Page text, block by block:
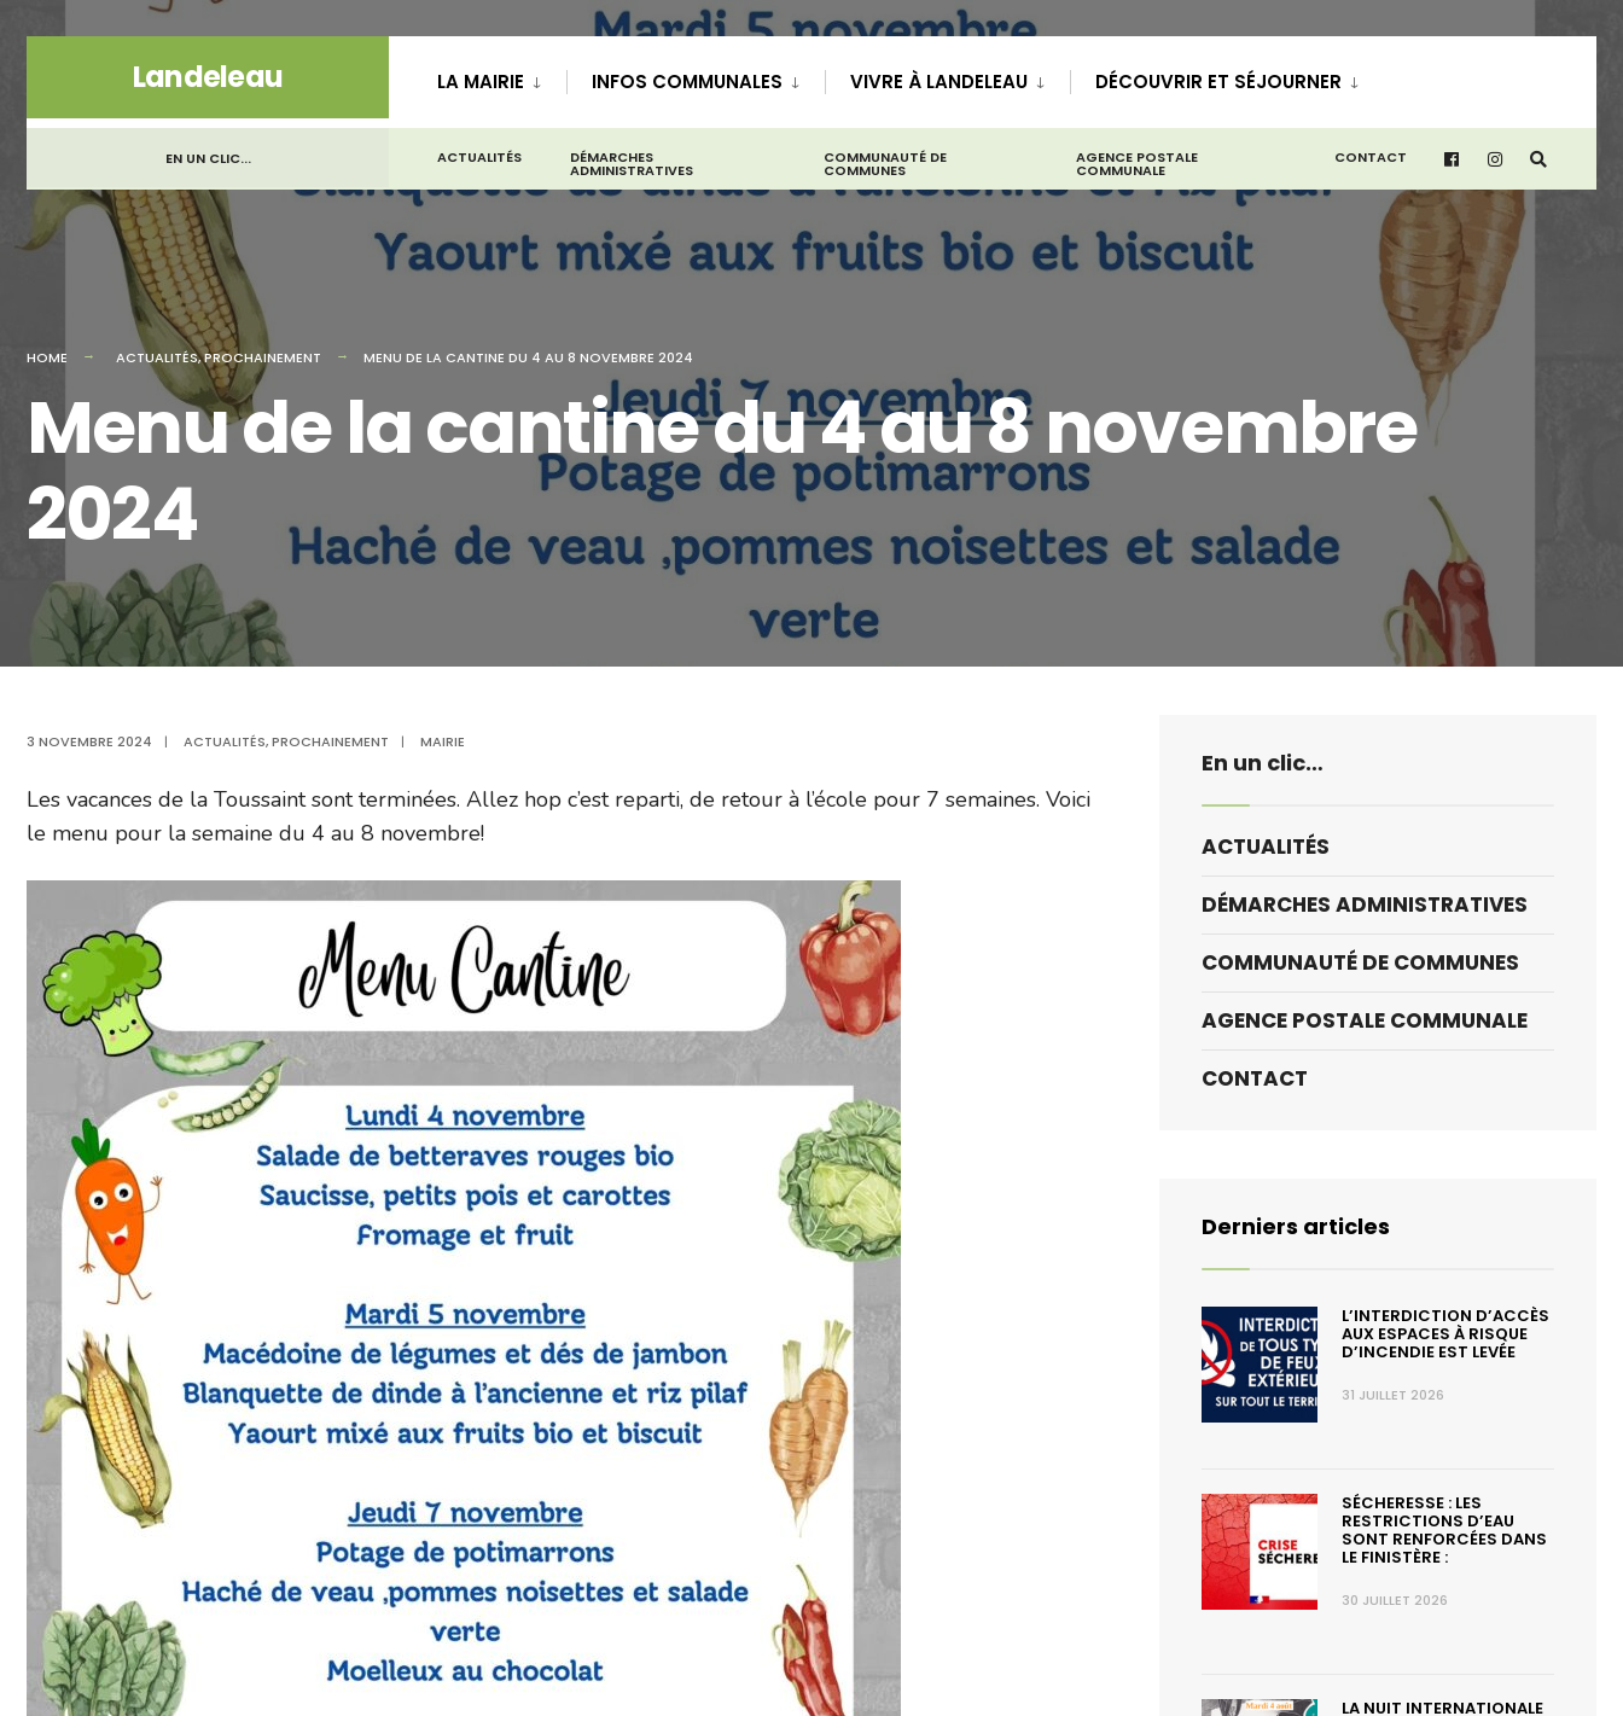
content
Landeleau LA MAIRIE INFOS COMMUNALES VIVRE À LANDELEAU DÉCOUVRIR ET SÉJOURNER
EN UN CLIC... ACTUALITÉS DÉMARCHES
ADMINISTRATIVES
COMMUNAUTÉ DE
COMMUNES
AGENCE POSTALE
COMMUNALE
CONTACT
HOME ACTUALITÉS,PROCHAINEMENT MENU DE LA CANTINE DU 4 AU 8 NOVEMBRE 2024
Menu de la cantine du 4 au 8 novembre
2024
3 NOVEMBRE 2024 | ACTUALITÉS,PROCHAINEMENT | MAIRIE
Les vacances de la Toussaint sont terminées. Allez hop c’est reparti, de retour à l’école pour 7 semaines. Voici
le menu pour la semaine du 4 au 8 novembre!
En un clic…
ACTUALITÉS
DÉMARCHES ADMINISTRATIVES
COMMUNAUTÉ DE COMMUNES
AGENCE POSTALE COMMUNALE
CONTACT
Derniers articles
L’INTERDICTION D’ACCÈS
AUX ESPACES À RISQUE
D’INCENDIE EST LEVÉE
31 JUILLET 2026
SÉCHERESSE : LES
RESTRICTIONS D’EAU
SONT RENFORCÉES DANS
LE FINISTÈRE :
30 JUILLET 2026
LA NUIT INTERNATIONALE